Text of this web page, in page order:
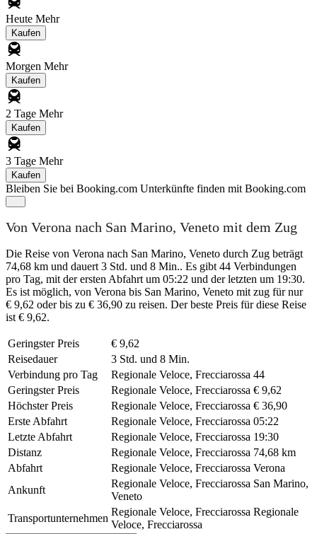
Heute Mehr
Kaufen
Morgen Mehr
Kaufen
2 Tage Mehr
Kaufen
3 Tage Mehr
Kaufen
Bleiben Sie bei Booking.com Unterkünfte finden mit Booking.com
Von Verona nach San Marino, Veneto mit dem Zug
Die Reise von Verona nach San Marino, Veneto durch Zug beträgt
74,68 km und dauert 3 Std. und 8 Min.. Es gibt 44 Verbindungen
pro Tag, mit der ersten Abfahrt um 05:22 und der letzten um 19:30.
Es ist möglich, von Verona bis San Marino, Veneto mit zug für nur
€ 9,62 oder bis zu € 36,90 zu reisen. Der beste Preis für diese Reise
ist € 9,62.
Geringster Preis
€ 9,62
Reisedauer
3 Std. und 8 Min.
Verbindung pro Tag
Regionale Veloce, Frecciarossa 44
Geringster Preis
Regionale Veloce, Frecciarossa € 9,62
Höchster Preis
Regionale Veloce, Frecciarossa € 36,90
Erste Abfahrt
Regionale Veloce, Frecciarossa 05:22
Letzte Abfahrt
Regionale Veloce, Frecciarossa 19:30
Distanz
Regionale Veloce, Frecciarossa 74,68 km
Abfahrt
Regionale Veloce, Frecciarossa Verona
Ankunft
Regionale Veloce, Frecciarossa San Marino,
Veneto
Transportunternehmen
Regionale Veloce, Frecciarossa Regionale
Veloce, Frecciarossa
©CARTO, ©